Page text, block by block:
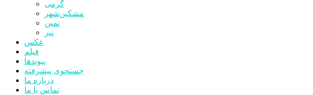
گرمی
مشکین‌شهر
نمین
نیر
عکس
فیلم
پیوندها
جستجوی پیشرفته
درباره ما
تماس با ما